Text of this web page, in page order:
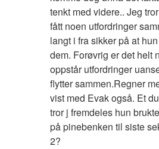
tenkt med videre.. Jeg
fått noen utfordringer
langt i fra sikker på at
dem. Forøvrig er det helt
oppstår utfordringer
flytter sammen.Regner
vist med Evak også. Et
tror j fremdeles hun
på pinebenken til siste
2?